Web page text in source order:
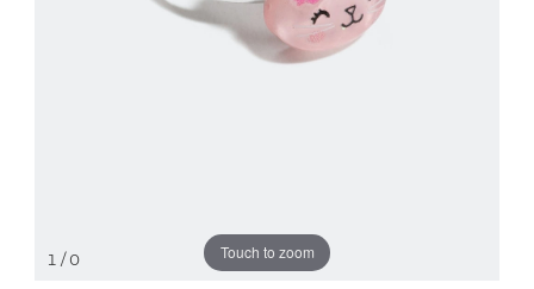
Touch to zoom
1 / 0